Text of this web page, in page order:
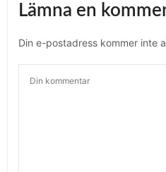
Lämna en
Din e-postadress kommer inte